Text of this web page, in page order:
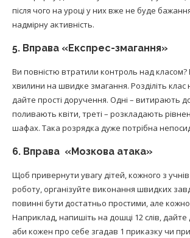
після чого на уроці у них вже не буде
надмірну активність.
5. Вправа «Експрес-змагання»
Ви повністю втратили контроль над класом?
хвилини на швидке змагання. Розділіть клас
дайте прості доручення. Одні – витирають
поливають квіти, треті – розкладають
шафах. Така розрядка дуже потрібна
6. Вправа «Мозкова атака»
Щоб привернути увагу дітей, кожного з
роботу, організуйте виконання швидких
повинні бути достатньо простими, але
Наприклад, напишіть на дошці 12 слів, дайте
аби кожен про себе згадав 1 приказку чи